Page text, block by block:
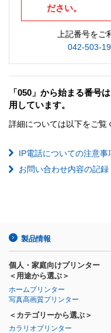
ださい。
上記番号をご
042-503-
「050」から始まる番号
用しています。
詳細については以下をご覧
IP電話についての注意事
お問い合わせ内容の記
製品情報
個人・家庭向けプリンター
＜用途から選ぶ＞
ホームプリンター
写真高画質プリンター
＜カテゴリーから選ぶ＞
カラリオプリンター